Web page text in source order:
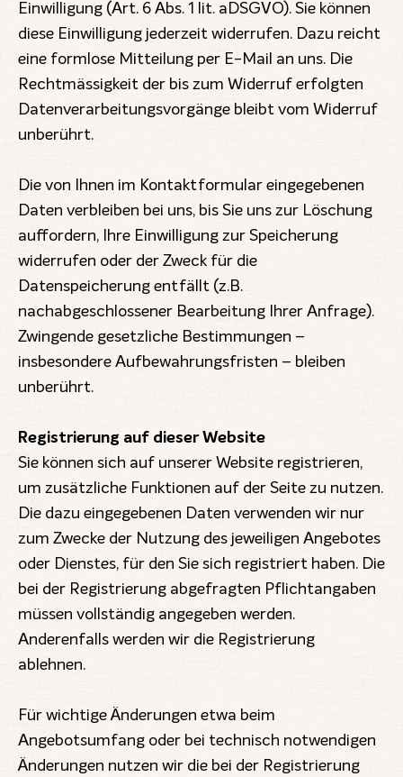
Einwilligung (Art. 6 Abs. 1 lit. aDSGVO). Sie können
diese Einwilligung jederzeit widerrufen. Dazu reicht
eine formlose Mitteilung per E-Mail an uns. Die
Rechtmässigkeit der bis zum Widerruf erfolgten
Datenverarbeitungsvorgänge bleibt vom Widerruf
unberührt.
Die von Ihnen im Kontaktformular eingegebenen
Daten verbleiben bei uns, bis Sie uns zur Löschung
auffordern, Ihre Einwilligung zur Speicherung
widerrufen oder der Zweck für die
Datenspeicherung entfällt (z.B.
nachabgeschlossener Bearbeitung Ihrer Anfrage).
Zwingende gesetzliche Bestimmungen –
insbesondere Aufbewahrungsfristen – bleiben
unberührt.
Registrierung auf dieser Website
Sie können sich auf unserer Website registrieren,
um zusätzliche Funktionen auf der Seite zu nutzen.
Die dazu eingegebenen Daten verwenden wir nur
zum Zwecke der Nutzung des jeweiligen Angebotes
oder Dienstes, für den Sie sich registriert haben. Die
bei der Registrierung abgefragten Pflichtangaben
müssen vollständig angegeben werden.
Anderenfalls werden wir die Registrierung
ablehnen.
Für wichtige Änderungen etwa beim
Angebotsumfang oder bei technisch notwendigen
Änderungen nutzen wir die bei der Registrierung